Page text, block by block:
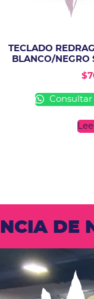
TECLADO
BLANCO/NEGRO
$
DE